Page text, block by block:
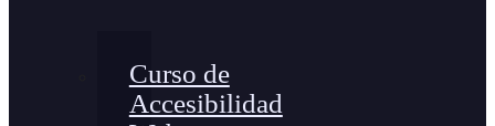
Curso de
Accesibilidad